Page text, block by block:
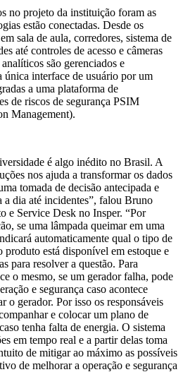
no projeto da instituição foram as
estão conectadas. Desde os
sala de aula, corredores, sistema de
até controles de acesso e câmeras
são gerenciados e
única interface de usuário por um
a uma plataforma de
de riscos de segurança PSIM
Management).
é algo inédito no Brasil. A
nos ajuda a transformar os dados
tomada de decisão antecipada e
a dia até incidentes”, falou Bruno
e Service Desk no Insper. “Por
se uma lâmpada queimar em uma
automaticamente qual o tipo de
produto está disponível em estoque e
para resolver a questão. Para
o mesmo, se um gerador falha, pode
e segurança caso acontece
o gerador. Por isso os responsáveis
e colocar um plano de
tenha falta de energia. O sistema
em tempo real e a partir delas toma
de mitigar ao máximo as possíveis
de melhorar a operação e segurança